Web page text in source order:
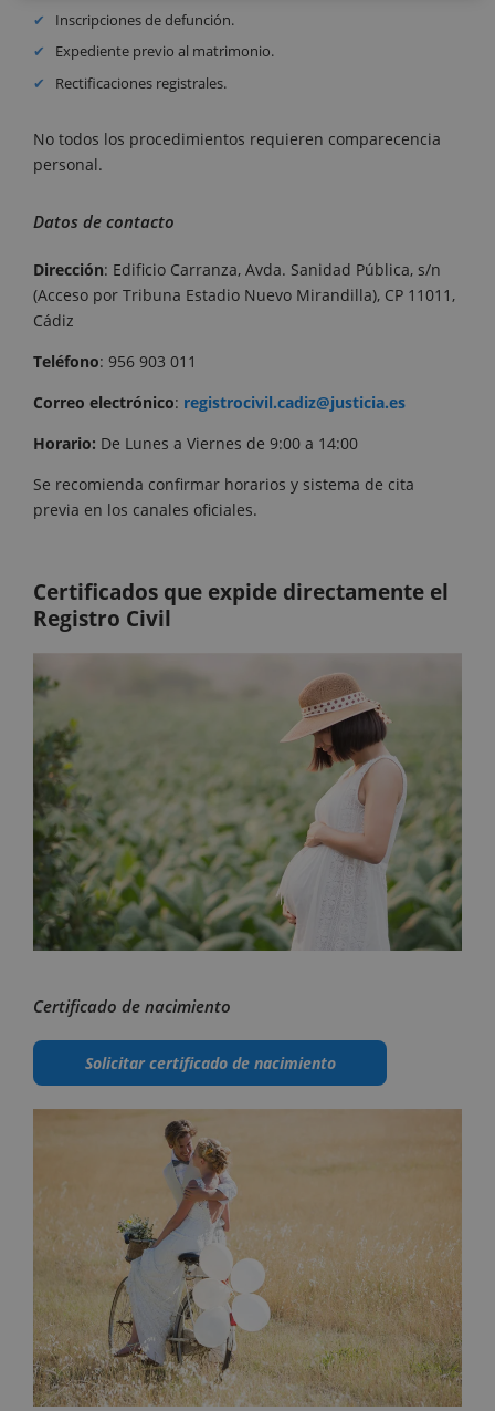
Inscripciones de defunción.
Expediente previo al matrimonio.
Rectificaciones registrales.
No todos los procedimientos requieren comparecencia
personal.
Datos de contacto
Dirección: Edificio Carranza, Avda. Sanidad Pública, s/n
(Acceso por Tribuna Estadio Nuevo Mirandilla), CP 11011,
Cádiz
Teléfono: 956 903 011
Correo electrónico: registrocivil.cadiz@justicia.es
Horario: De Lunes a Viernes de 9:00 a 14:00
Se recomienda confirmar horarios y sistema de cita
previa en los canales oficiales.
Certificados que expide directamente el
Registro Civil
Certificado de nacimiento
Solicitar certificado de nacimiento